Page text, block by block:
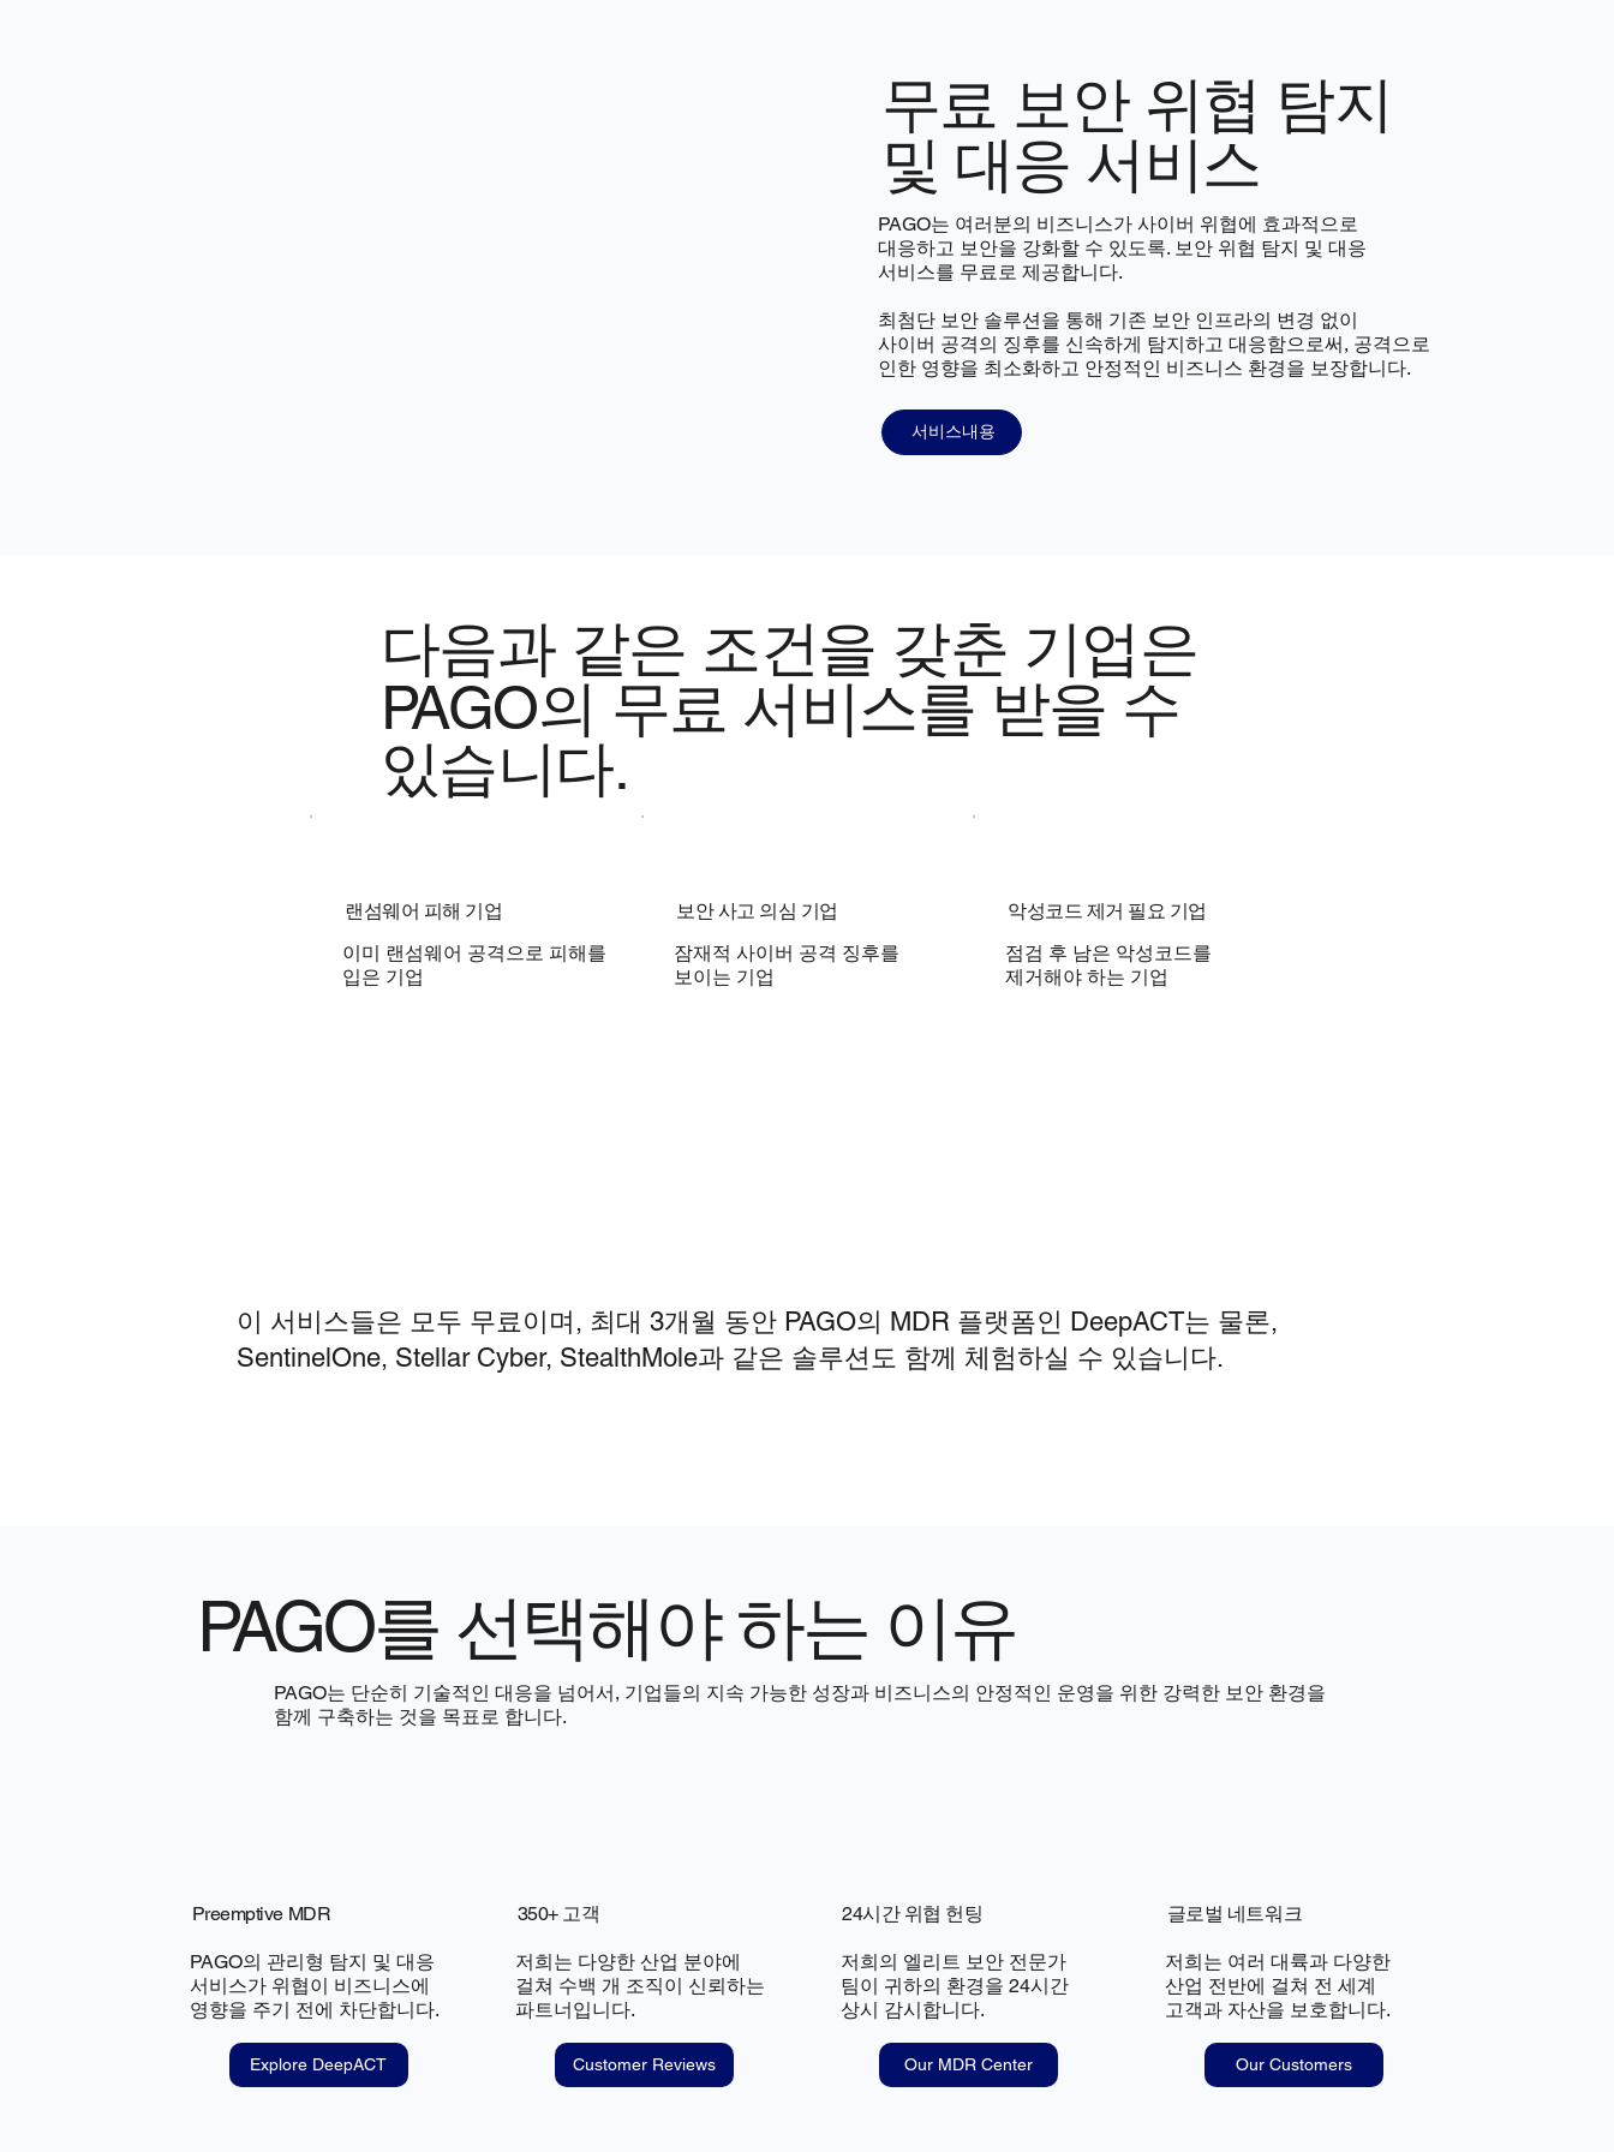
다음과 같은 조건을 갖춘 기업은
PAGO의 무료 서비스를 받을 수
있습니다.
랜섬웨어 피해 기업
이미 랜섬웨어 공격으로 피해를
입은 기업
보안 사고 의심 기업
잠재적 사이버 공격 징후를
보이는 기업
악성코드 제거 필요 기업
점검 후 남은 악성코드를
제거해야 하는 기업
무료 보안 위협 탐지
및 대응 서비스
PAGO는 여러분의 비즈니스가 사이버 위협에 효과적으로
대응하고 보안을 강화할 수 있도록. 보안 위협 탐지 및 대응
서비스를 무료로 제공합니다.
최첨단 보안 솔루션을 통해 기존 보안 인프라의 변경 없이
사이버 공격의 징후를 신속하게 탐지하고 대응함으로써, 공격으로
인한 영향을 최소화하고 안정적인 비즈니스 환경을 보장합니다.
서비스내용
이 서비스들은 모두 무료이며, 최대 3개월 동안 PAGO의 MDR 플랫폼인 DeepACT는 물론,
SentinelOne, Stellar Cyber, StealthMole과 같은 솔루션도 함께 체험하실 수 있습니다.
PAGO를 선택해야 하는 이유
PAGO는 단순히 기술적인 대응을 넘어서, 기업들의 지속 가능한 성장과 비즈니스의 안정적인 운영을 위한 강력한 보안 환경을
함께 구축하는 것을 목표로 합니다.
Preemptive MDR
PAGO의 관리형 탐지 및 대응
서비스가 위협이 비즈니스에
영향을 주기 전에 차단합니다.
Explore DeepACT
350+ 고객
저희는 다양한 산업 분야에
걸쳐 수백 개 조직이 신뢰하는
파트너입니다.
Customer Reviews
24시간 위협 헌팅
저희의 엘리트 보안 전문가
팀이 귀하의 환경을 24시간
상시 감시합니다.
Our MDR Center
글로벌 네트워크
저희는 여러 대륙과 다양한
산업 전반에 걸쳐 전 세계
고객과 자산을 보호합니다.
Our Customers